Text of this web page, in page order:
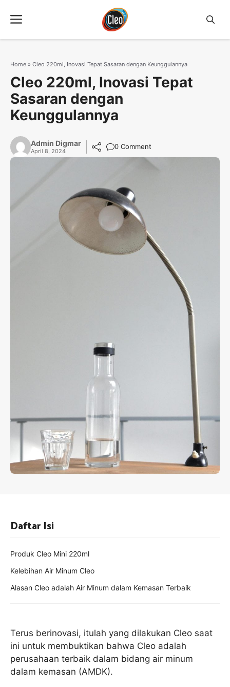
Menu
Home » Cleo 220ml, Inovasi Tepat Sasaran dengan Keunggulannya
Cleo 220ml, Inovasi Tepat
Sasaran dengan
Keunggulannya
Admin Digmar
April 8, 2024
0 Comment
Terus berinovasi, itulah yang dilakukan Cleo saat
ini untuk membuktikan bahwa Cleo adalah
perusahaan terbaik dalam bidang air minum
dalam kemasan (AMDK).
Daftar Isi
Produk Cleo Mini 220ml
Kelebihan Air Minum Cleo
Alasan Cleo adalah Air Minum dalam Kemasan Terbaik